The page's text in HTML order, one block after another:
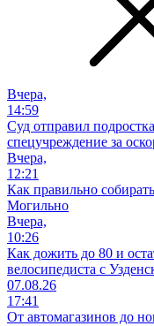
Вчера,
14:59
Суд отправил
спецучреждение за
Вчера,
12:21
Как правильно
Могильно
Вчера,
10:26
Как дожить до 80 и
велосипедиста с
07.08.26
17:41
От автомагазинов до